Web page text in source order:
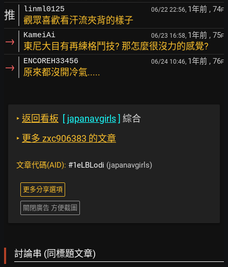
推 linml0125 06/22 22:56, 1年前 , 74F
觀眾喜歡看汗流夾背的樣子
→ KameiAi 06/23 16:58, 1年前 , 75F
東尼大目有再練格鬥技? 那怎麼很沒力的感覺?
→ ENCOREH33456 06/24 10:46, 1年前 , 76F
原來都沒開冷氣.....
‣ 返回看板 [ japanavgirls] 綜合
‣ 更多 zxc906383 的文章
文章代碼(AID): #1eLBLodi (japanavgirls)
更多分享選項
關閉廣告 方便截圖
討論串 (同標題文章)